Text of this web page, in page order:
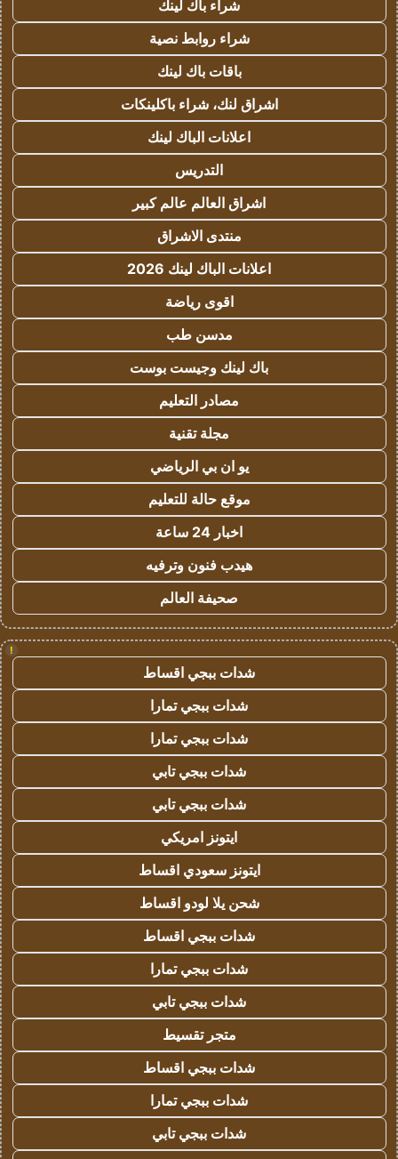
شراء باك لينك
شراء روابط نصية
باقات باك لينك
اشراق لنك، شراء باكلينكات
اعلانات الباك لينك
التدريس
اشراق العالم عالم كبير
منتدى الاشراق
اعلانات الباك لينك 2026
اقوى رياضة
مدسن طب
باك لينك وجيست بوست
مصادر التعليم
مجلة تقنية
يو ان بي الرياضي
موقع حالة للتعليم
اخبار 24 ساعة
هيدب فنون وترفيه
صحيفة العالم
!
شدات ببجي اقساط
شدات ببجي تمارا
شدات ببجي تمارا
شدات ببجي تابي
شدات ببجي تابي
ايتونز امريكي
ايتونز سعودي اقساط
شحن يلا لودو اقساط
شدات ببجي اقساط
شدات ببجي تمارا
شدات ببجي تابي
متجر تقسيط
شدات ببجي اقساط
شدات ببجي تمارا
شدات ببجي تابي